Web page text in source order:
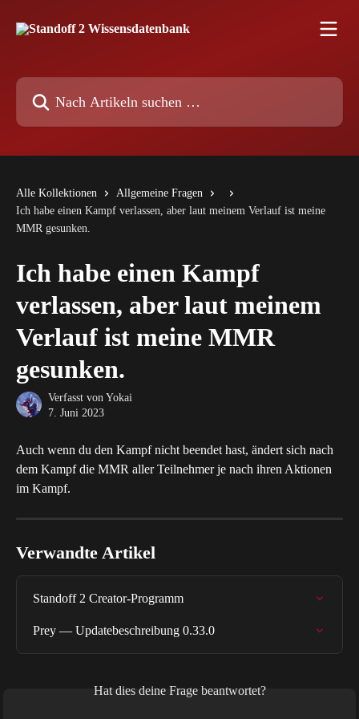
Nach Artikeln suchen …
Alle Kollektionen
Allgemeine Fragen
Ich habe einen Kampf verlassen, aber laut meinem Verlauf ist meine
MMR gesunken.
Ich habe einen Kampf
verlassen, aber laut meinem
Verlauf ist meine MMR
gesunken.
Verfasst von Yokai
7. Juni 2023
Auch wenn du den Kampf nicht beendet hast, ändert sich nach
dem Kampf die MMR aller Teilnehmer je nach ihren Aktionen
im Kampf.
Verwandte Artikel
Standoff 2 Creator-Programm
Prey — Updatebeschreibung 0.33.0
Hat dies deine Frage beantwortet?